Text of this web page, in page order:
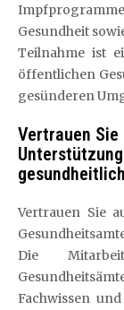
Gesundheit
Teilnahme ist
öffentlichen
gesünderen
Vertrauen
Vertrauen Sie
Die
Fachwissen